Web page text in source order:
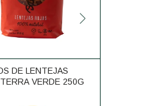
DE LENTEJAS
VERDE 250G